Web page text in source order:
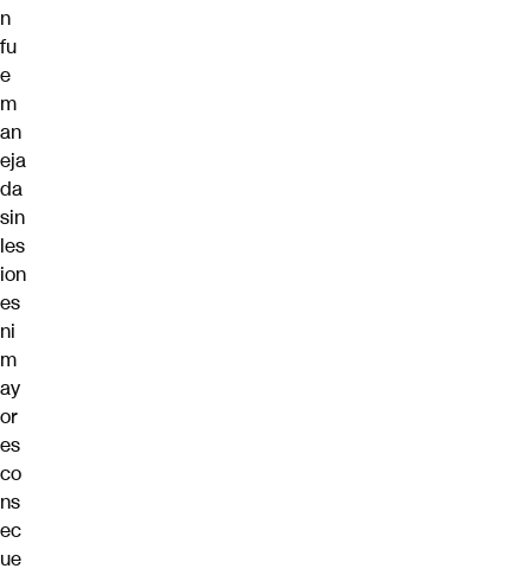
n
fu
e
m
an
eja
da
sin
les
ion
es
ni
m
ay
or
es
co
ns
ec
ue